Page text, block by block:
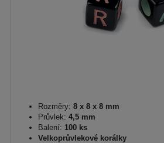
Rozměry: 8 x 8 x 8 mm
Průvlek: 4,5 mm
Balení: 100 ks
Velkoprůvlekové korálky